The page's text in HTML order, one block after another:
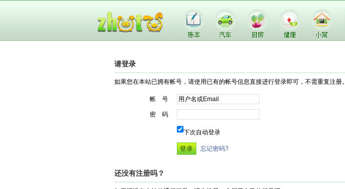
请登录
如果您在本站已拥有帐号，请使用已有的帐号信息直接进行登录即可，不需重复注册。
帐 号
密 码
下次自动登录
忘记密码?
还没有注册吗？